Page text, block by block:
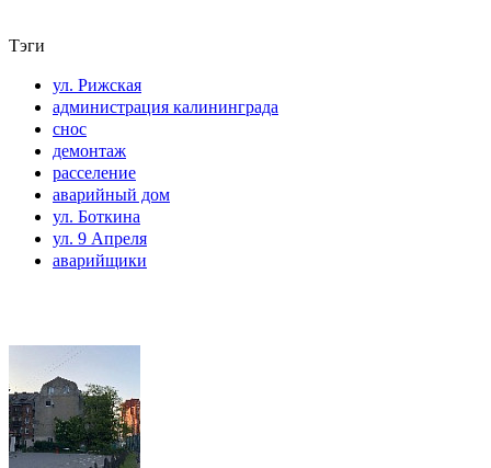
Тэги
ул. Рижская
администрация калининграда
снос
демонтаж
расселение
аварийный дом
ул. Боткина
ул. 9 Апреля
аварийщики